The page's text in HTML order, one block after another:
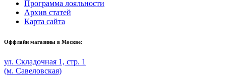
Программа лояльности
Архив статей
Карта сайта
Оффлайн магазины в Москве:
ул. Складочная 1, стр. 1
(м. Савеловская)